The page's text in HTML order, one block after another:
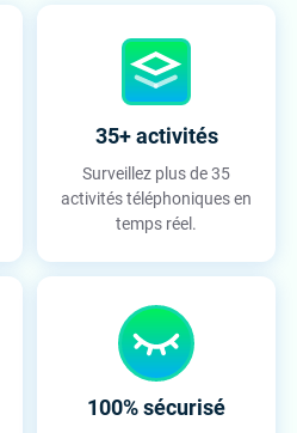
35+ activités
Surveillez plus de 35
activités téléphoniques en
temps réel.
100% sécurisé